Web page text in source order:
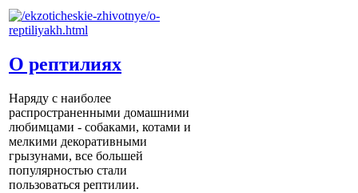
О рептилиях
Наряду с наиболее
распространенными домашними
любимцами - собаками, котами и
мелкими декоративными
грызунами, все большей
популярностью стали
пользоваться рептилии.